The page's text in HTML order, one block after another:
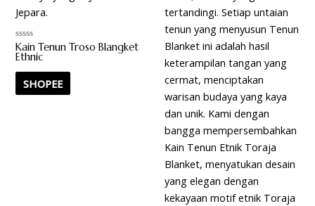
Rated
0
out
of
Kain Tenun Troso Blangket
Ethnic
SHOPEE